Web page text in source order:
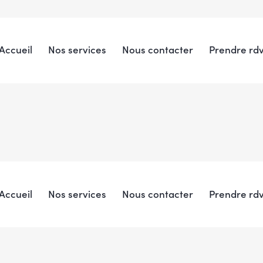
Nos services Nous contacter Prendre
Nos services Nous contacter Prendre